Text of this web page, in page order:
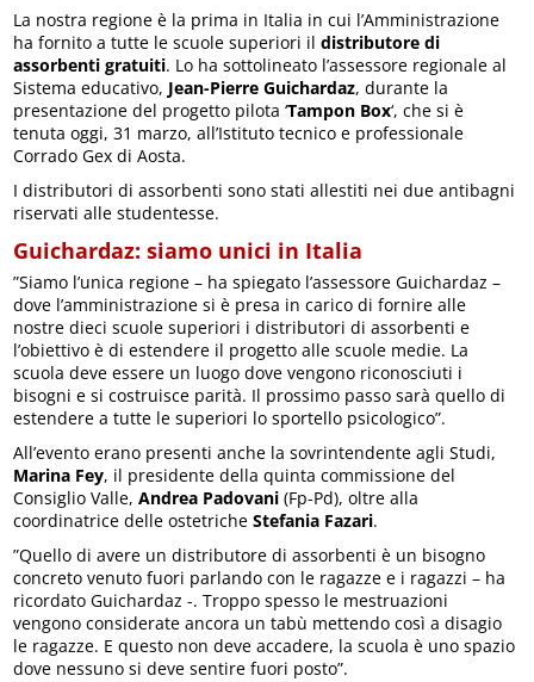
La nostra regione è la prima in Italia in cui l’Amministrazione
ha fornito a tutte le scuole superiori ildistributore di
assorbenti gratuiti. Lo ha sottolineato l’assessore regionale al
Sistema educativo, Jean-Pierre Guichardaz, durante la
presentazione del progetto pilota ‘Tampon Box‘, che si è
tenuta oggi, 31 marzo, all’Istituto tecnico e professionale
Corrado Gex di Aosta.
I distributori di assorbenti sono stati allestiti nei due antibagni
riservati alle studentesse.
Guichardaz: siamo unici in Italia
”Siamo l’unica regione – ha spiegato l’assessore Guichardaz –
dove l’amministrazione si è presa in carico di fornire alle
nostre dieci scuole superiori i distributori di assorbenti e
l’obiettivo è di estendere il progetto alle scuole medie. La
scuola deve essere un luogo dove vengono riconosciuti i
bisogni e si costruisce parità. Il prossimo passo sarà quello di
estendere a tutte le superiori lo sportello psicologico”.
All’evento erano presenti anche la sovrintendente agli Studi,
Marina Fey, il presidente della quinta commissione del
Consiglio Valle,Andrea Padovani (Fp-Pd), oltre alla
coordinatrice delle ostetricheStefania Fazari.
”Quello di avere un distributore di assorbenti è un bisogno
concreto venuto fuori parlando con le ragazze e i ragazzi – ha
ricordato Guichardaz -. Troppo spesso le mestruazioni
vengono considerate ancora un tabù mettendo così a disagio
le ragazze. E questo non deve accadere, la scuola è uno spazio
dove nessuno si deve sentire fuori posto”.